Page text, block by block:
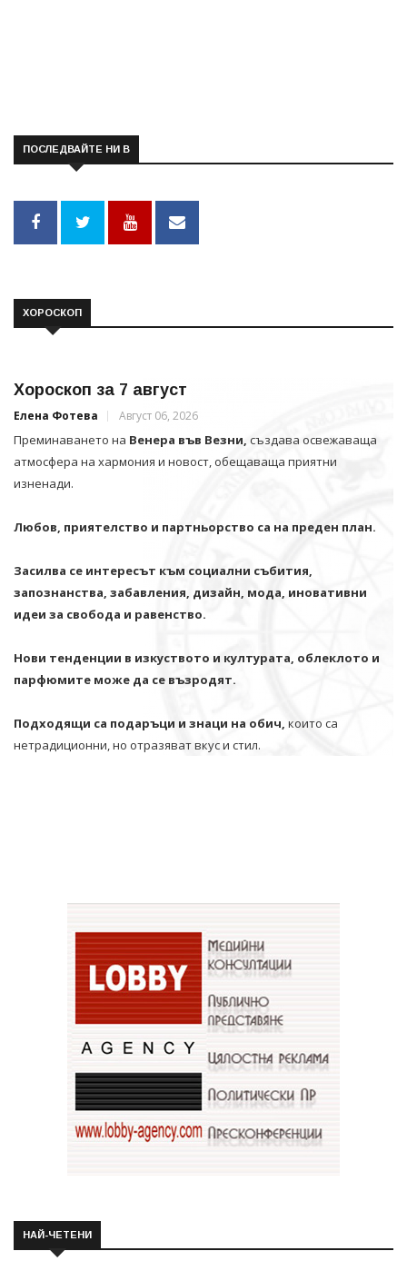
ПОСЛЕДВАЙТЕ НИ В
ХОРОСКОП
Хороскоп за 7 август
Елена Фотева Август 06, 2026
Преминаването на Венера във Везни, създава освежаваща
атмосфера на хармония и новост, обещаваща приятни
изненади.
Любов, приятелство и партньорство са на преден план.
Засилва се интересът към социални събития,
запознанства, забавления, дизайн, мода, иновативни
идеи за свобода и равенство.
Нови тенденции в изкуството и културата, облеклото и
парфюмите може да се възродят.
Подходящи са подаръци и знаци на обич, които са
нетрадиционни, но отразяват вкус и стил.
НАЙ-ЧЕТЕНИ